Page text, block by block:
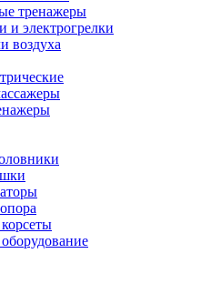
тренажеры
и электрогрелки
воздуха